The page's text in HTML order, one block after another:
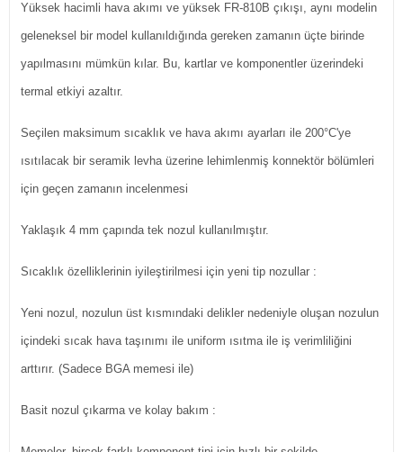
Yüksek hacimli hava akımı ve yüksek FR-810B çıkışı, aynı modelin
geleneksel bir model kullanıldığında gereken zamanın üçte birinde
yapılmasını mümkün kılar. Bu, kartlar ve komponentler üzerindeki
termal etkiyi azaltır.
Seçilen maksimum sıcaklık ve hava akımı ayarları ile 200°C'ye
ısıtılacak bir seramik levha üzerine lehimlenmiş konnektör bölümleri
için geçen zamanın incelenmesi
Yaklaşık 4 mm çapında tek nozul kullanılmıştır.
Sıcaklık özelliklerinin iyileştirilmesi için yeni tip nozullar :
Yeni nozul, nozulun üst kısmındaki delikler nedeniyle oluşan nozulun
içindeki sıcak hava taşınımı ile uniform ısıtma ile iş verimliliğini
arttırır. (Sadece BGA memesi ile)
Basit nozul çıkarma ve kolay bakım :